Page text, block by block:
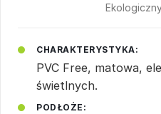
CHARAKTERYSTYKA:
PVC Free, matowa,
świetlnych.
PODŁOŻE: